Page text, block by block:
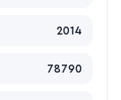
2014
78790